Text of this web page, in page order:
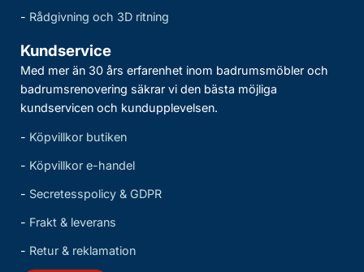
- Rådgivning och 3D ritning
Kundservice
Med mer än 30 års erfarenhet inom badrumsmöbler och
badrumsrenovering säkrar vi den bästa möjliga
kundservicen och kundupplevelsen.
- Köpvillkor butiken
- Köpvillkor e-handel
- Secretesspolicy & GDPR
- Frakt & leverans
- Retur & reklamation